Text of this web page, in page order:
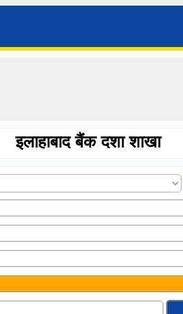
इलाहाबाद बैंक दशा शाखा